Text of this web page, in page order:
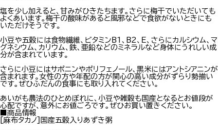
塩を少し加えると、甘みがひきたちます。さらに梅干でいただいても
よくあいます。梅干の酸味があると風邪などで食欲がないときにも
いただけそうです。
小豆や五穀には食物繊維、ビタミンB1、B2、E、さらにカルシウム、マ
グネシウム、カリウム、鉄、亜鉛などのミネラルなど身体にうれしい成
分が含まれています。
さらに小豆にはサポニンやポリフェノール、黒米にはアントシアニンが
含まれます。女性の方や年配の方が関心の高い成分がずらり勢揃い
です。ぜひふだんの食事にも取り入れてください。
あいがも農法のひとめぼれに、小豆や雑穀も国産となるとお値段が
心配ですが、意外にお値ごろです。ぜひお買い置きください。
■商品情報
[麻布タカノ]国産五穀入りあずき粥